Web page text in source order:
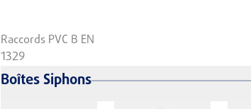
Raccords PVC B EN
1329
Boîtes Siphons